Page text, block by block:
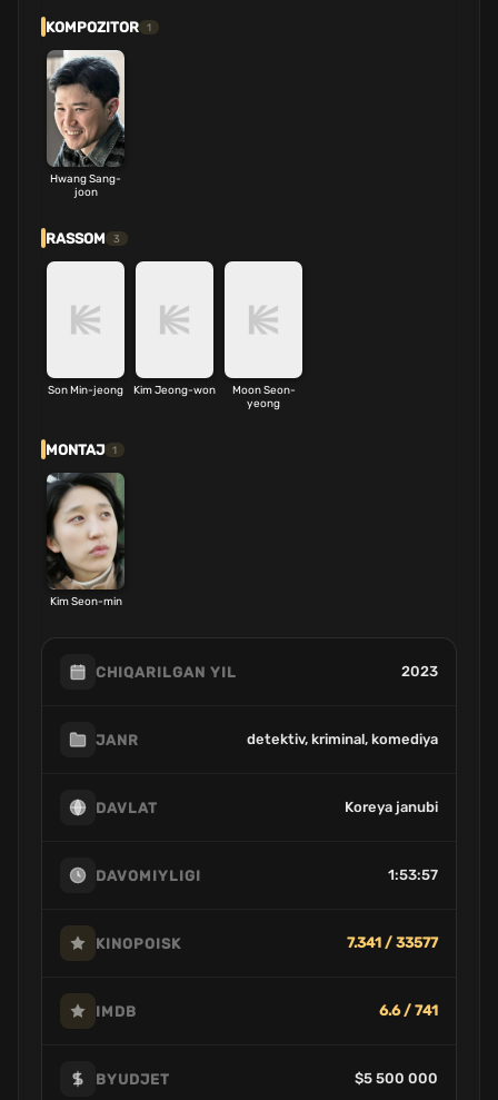
KOMPOZITOR 1
Hwang Sang-
joon
RASSOM 3
Son Min-jeong Kim Jeong-won
Moon Seon-
yeong
MONTAJ 1
Kim Seon-min
CHIQARILGAN YIL 2023
JANR detektiv, kriminal, komediya
DAVLAT Koreya janubi
DAVOMIYLIGI 1:53:57
KINOPOISK 7.341 / 33577
IMDB 6.6 / 741
BYUDJET $5 500 000